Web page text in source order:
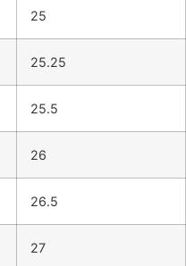
25
25.25
25.5
26
26.5
27